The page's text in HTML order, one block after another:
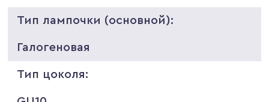
Тип лампочки (основной):
Галогеновая
Тип цоколя: